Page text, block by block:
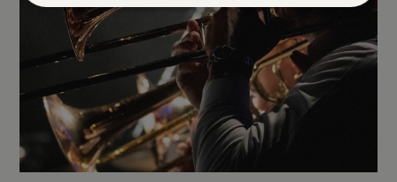
Niezbędne Wydajność
Targetowanie
Funkcjonalność
Niezbędne pliki cookie umożliwiają korzystanie z
podstawowych funkcji strony internetowej, takich
jak logowanie użytkownika i zarządzanie kontem.
Bez niezbędnych plików cookie nie można
prawidłowo korzystać ze strony internetowej.